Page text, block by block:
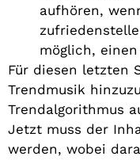
aufhören,
möglich,
Für diesen letzten
Trendmusik
Trendalgorithmus
Jetzt muss der
werden, wobei